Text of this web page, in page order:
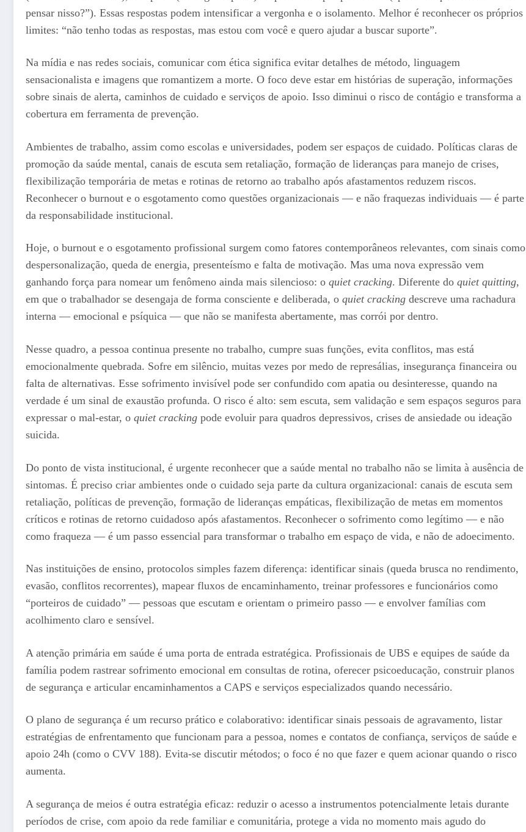
pensar nisso?”). Essas respostas podem intensificar a vergonha e o isolamento. Melhor é reconhecer os próprios
limites: “não tenho todas as respostas, mas estou com você e quero ajudar a buscar suporte”.
Na mídia e nas redes sociais, comunicar com ética significa evitar detalhes de método, linguagem
sensacionalista e imagens que romantizem a morte. O foco deve estar em histórias de superação, informações
sobre sinais de alerta, caminhos de cuidado e serviços de apoio. Isso diminui o risco de contágio e transforma a
cobertura em ferramenta de prevenção.
Ambientes de trabalho, assim como escolas e universidades, podem ser espaços de cuidado. Políticas claras de
promoção da saúde mental, canais de escuta sem retaliação, formação de lideranças para manejo de crises,
flexibilização temporária de metas e rotinas de retorno ao trabalho após afastamentos reduzem riscos.
Reconhecer o burnout e o esgotamento como questões organizacionais — e não fraquezas individuais — é parte
da responsabilidade institucional.
Hoje, o burnout e o esgotamento profissional surgem como fatores contemporâneos relevantes, com sinais como
despersonalização, queda de energia, presenteísmo e falta de motivação. Mas uma nova expressão vem
ganhando força para nomear um fenômeno ainda mais silencioso: o quiet cracking. Diferente do quiet quitting,
em que o trabalhador se desengaja de forma consciente e deliberada, o quiet cracking descreve uma rachadura
interna — emocional e psíquica — que não se manifesta abertamente, mas corrói por dentro.
Nesse quadro, a pessoa continua presente no trabalho, cumpre suas funções, evita conflitos, mas está
emocionalmente quebrada. Sofre em silêncio, muitas vezes por medo de represálias, insegurança financeira ou
falta de alternativas. Esse sofrimento invisível pode ser confundido com apatia ou desinteresse, quando na
verdade é um sinal de exaustão profunda. O risco é alto: sem escuta, sem validação e sem espaços seguros para
expressar o mal-estar, o quiet cracking pode evoluir para quadros depressivos, crises de ansiedade ou ideação
suicida.
Do ponto de vista institucional, é urgente reconhecer que a saúde mental no trabalho não se limita à ausência de
sintomas. É preciso criar ambientes onde o cuidado seja parte da cultura organizacional: canais de escuta sem
retaliação, políticas de prevenção, formação de lideranças empáticas, flexibilização de metas em momentos
críticos e rotinas de retorno cuidadoso após afastamentos. Reconhecer o sofrimento como legítimo — e não
como fraqueza — é um passo essencial para transformar o trabalho em espaço de vida, e não de adoecimento.
Nas instituições de ensino, protocolos simples fazem diferença: identificar sinais (queda brusca no rendimento,
evasão, conflitos recorrentes), mapear fluxos de encaminhamento, treinar professores e funcionários como
“porteiros de cuidado” — pessoas que escutam e orientam o primeiro passo — e envolver famílias com
acolhimento claro e sensível.
A atenção primária em saúde é uma porta de entrada estratégica. Profissionais de UBS e equipes de saúde da
família podem rastrear sofrimento emocional em consultas de rotina, oferecer psicoeducação, construir planos
de segurança e articular encaminhamentos a CAPS e serviços especializados quando necessário.
O plano de segurança é um recurso prático e colaborativo: identificar sinais pessoais de agravamento, listar
estratégias de enfrentamento que funcionam para a pessoa, nomes e contatos de confiança, serviços de saúde e
apoio 24h (como o CVV 188). Evita-se discutir métodos; o foco é no que fazer e quem acionar quando o risco
aumenta.
A segurança de meios é outra estratégia eficaz: reduzir o acesso a instrumentos potencialmente letais durante
períodos de crise, com apoio da rede familiar e comunitária, protege a vida no momento mais agudo do